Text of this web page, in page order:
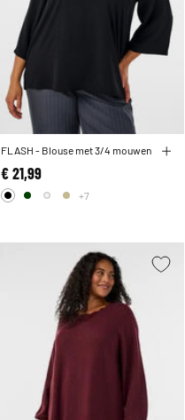
FLASH - Blouse met 3/4 mouwen
€ 21,99
+7